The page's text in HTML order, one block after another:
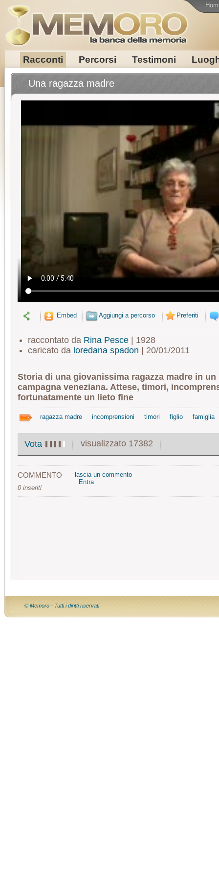
Racconti Percorsi Testimoni
Una ragazza madre
Embed Aggiungi a percorso Preferiti
raccontato da Rina Pesce| 1928
caricato da loredana spadon | 20/01/2011
Storia di una giovanissima ragazza madre in
campagna veneziana. Attese, timori,
fortunatamente un lieto fine
ragazza madre incomprensioni timori figlio famiglia
Vota visualizzato 17382
COMMENTO
0 inseriti
lascia un commento
Entra
© Memoro - Tutti i diritti riservati